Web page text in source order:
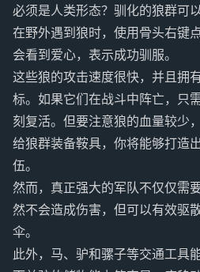
必须是人类形态？驯化的狼群可
在野外遇到狼时，使用骨头右键
会看到爱心，表示成功驯服。
这些狼的攻击速度很快，并且拥
标。如果它们在战斗中阵亡，只
刻复活。但要注意狼的血量较少
给狼群装备鞍具，你将能够打造
伍。
然而，真正强大的军队不仅仅需
然不会造成伤害，但可以有效驱
伞。
此外，马、驴和骡子等交通工具